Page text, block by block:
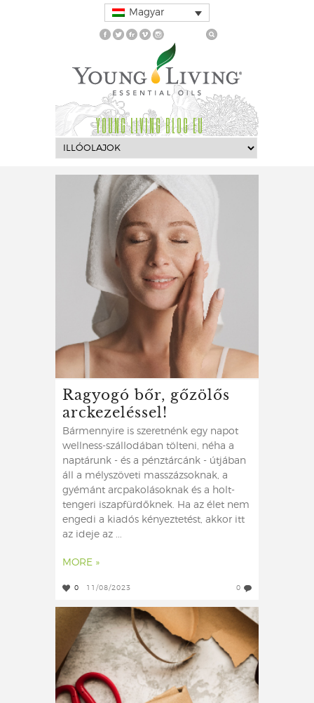
Magyar
YOUNG LIVING BLOG EU
Ragyogó bőr, gőzölős
arckezeléssel!
Bármennyire is szeretnénk egy napot
wellness-szállodában tölteni, néha a
naptárunk - és a pénztárcánk - útjában
áll a mélyszöveti masszázsoknak, a
gyémánt arcpakolásoknak és a holt-
tengeri iszapfürdőknek. Ha az élet nem
engedi a kiadós kényeztetést, akkor itt
az ideje az ...
MORE »
0 11/08/2023 0